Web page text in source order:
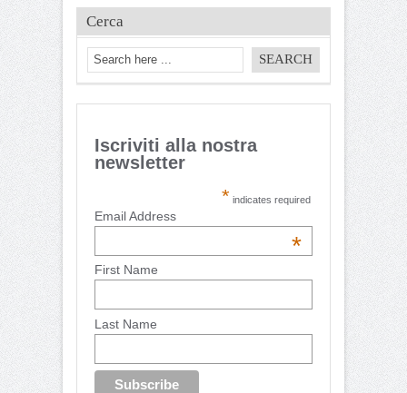
Cerca
Iscriviti alla nostra
newsletter
* indicates required
Email Address
*
First Name
Last Name